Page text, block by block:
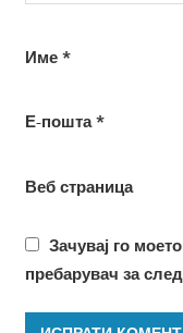
Име *
Е-пошта*
Веб страница
Зачувај го
пребарувач за